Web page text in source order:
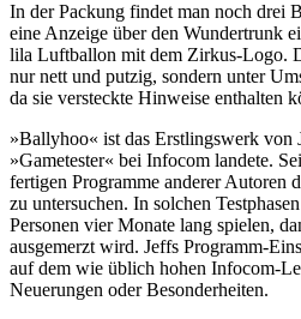
In der Packung findet man noch drei
eine Anzeige über den Wundertrunk
lila Luftballon mit dem Zirkus-Logo.
nur nett und putzig, sondern unter
da sie versteckte Hinweise enthalten
»Ballyhoo« ist das Erstlingswerk von
»Gametester« bei Infocom landete.
fertigen Programme anderer Autoren
zu untersuchen. In solchen
Personen vier Monate lang spielen,
ausgemerzt wird. Jeffs Programm-
auf dem wie üblich hohen Infocom-
Neuerungen oder Besonderheiten.